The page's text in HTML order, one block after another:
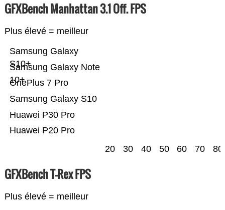
GFXBench Manhattan 3.1 Off. FPS
Plus élevé = meilleur
Huawei P20 Pro
Huawei P30 Pro
Samsung Galaxy S10
OnePlus 7 Pro
Samsung Galaxy Note
10+
Samsung Galaxy
S10+
20 30 40 50 60 70 80
GFXBench T-Rex FPS
Plus élevé = meilleur